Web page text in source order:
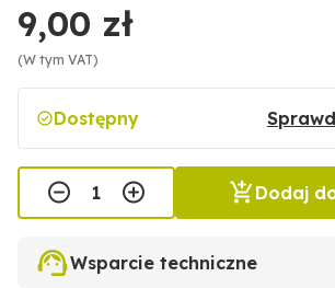
9,00 zł
(W tym VAT)
Dostępny
Dodaj
Wsparcie techniczne